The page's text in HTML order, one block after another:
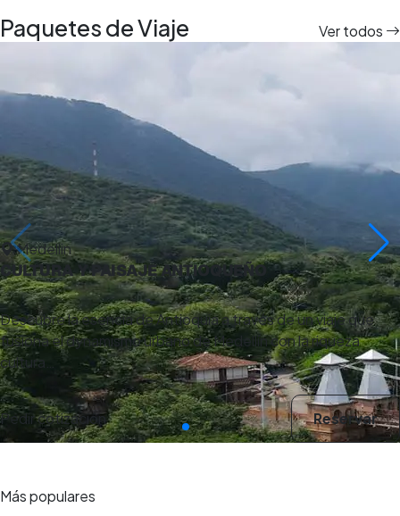
Paquetes de Viaje Ver todos
Medellin
CULTURA Y PAISAJE ANTIOQUEÑO
Descubre la esencia de Antioquia a través de un viaje que
fusiona el dynamismo urbano de Medellín con la riqueza
cultura…
Pedir cotización Reservar
Más populares